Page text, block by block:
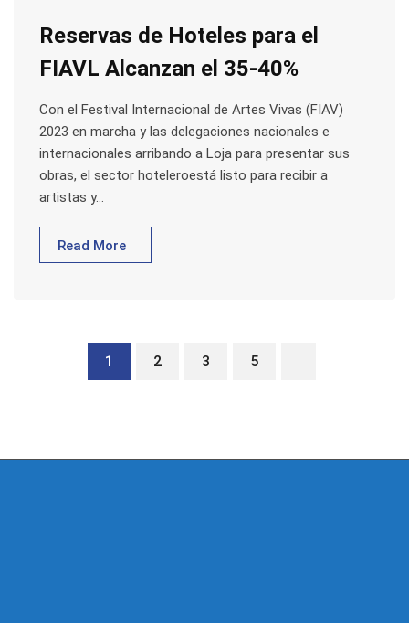
Reservas de Hoteles para el
FIAVL Alcanzan el 35-40%
Con el Festival Internacional de Artes Vivas (FIAV)
2023 en marcha y las delegaciones nacionales e
internacionales arribando a Loja para presentar sus
obras, el sector hoteleroestá listo para recibir a
artistas y…
Read More
1 2 3 5